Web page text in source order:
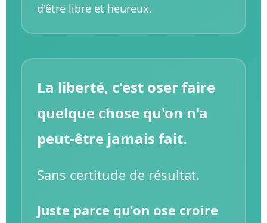
d'être libre et heureux.
La liberté, c'est oser faire
quelque chose qu'on n'a
peut-être jamais fait.
Sans certitude de résultat.
Juste parce qu'on ose croire